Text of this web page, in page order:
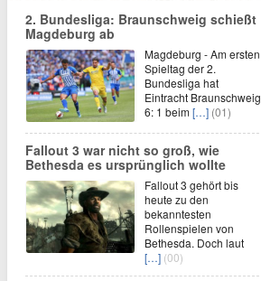
2. Bundesliga: Braunschweig schießt
Magdeburg ab
Magdeburg - Am ersten
Spieltag der 2.
Bundesliga hat
Eintracht Braunschweig
6: 1 beim[…] (01)
Fallout 3 war nicht so groß, wie
Bethesda es ursprünglich wollte
Fallout 3 gehört bis
heute zu den
bekanntesten
Rollenspielen von
Bethesda. Doch laut
[…] (00)